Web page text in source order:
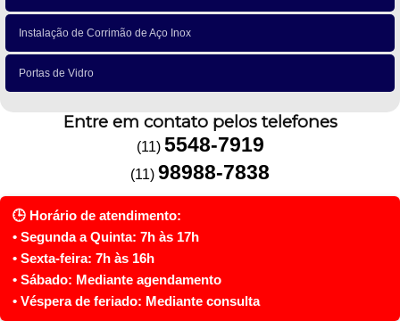
Instalação de Corrimão de Aço Inox
Portas de Vidro
Entre em contato pelos telefones
(11) 5548-7919
(11) 98988-7838